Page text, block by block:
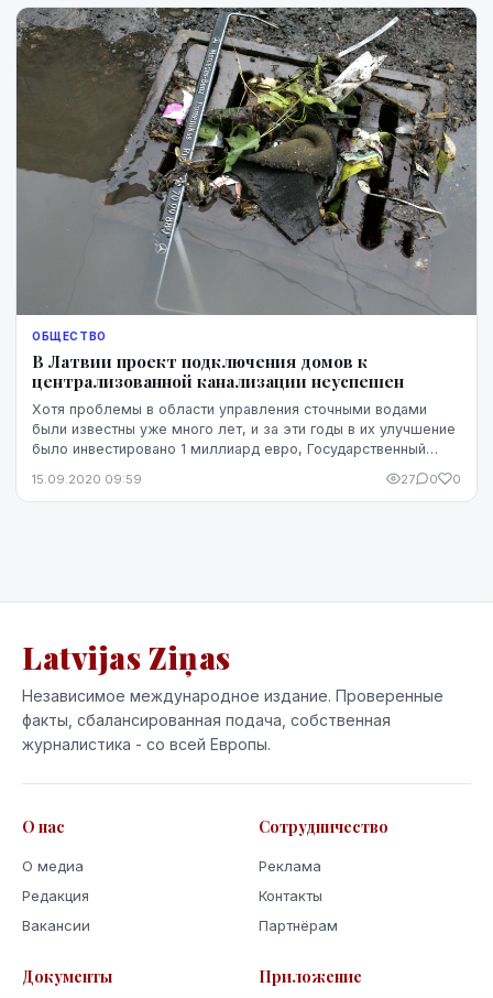
ОБЩЕСТВО
В Латвии проект подключения домов к
централизованной канализации неуспешен
Хотя проблемы в области управления сточными водами
были известны уже много лет, и за эти годы в их улучшение
было инвестировано 1 миллиард евро, Государственный
15.09.2020 09:59 27 0 0
Latvijas Ziņas
Независимое международное издание. Проверенные
факты, сбалансированная подача, собственная
журналистика - со всей Европы.
О нас
О медиа
Редакция
Вакансии
Сотрудничество
Реклама
Контакты
Партнёрам
Документы Приложение